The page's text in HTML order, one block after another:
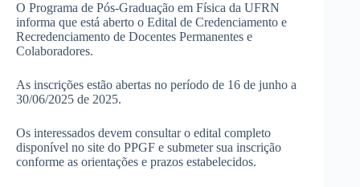
O Programa de Pós-Graduação em Física da UFRN
informa que está aberto o Edital de Credenciamento e
Recredenciamento de Docentes Permanentes e
Colaboradores.
As inscrições estão abertas no período de 16 de junho a
30/06/2025 de 2025.
Os interessados devem consultar o edital completo
disponível no site do PPGF e submeter sua inscrição
conforme as orientações e prazos estabelecidos.